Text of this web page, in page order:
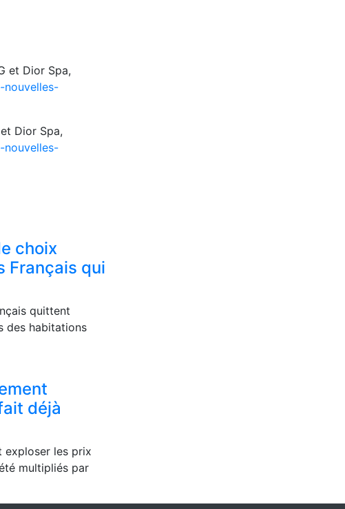
et Dior Spa,
Dior Spa,
choix
Français qui
quittent
des habitations
déjà
exploser les prix
multipliés par